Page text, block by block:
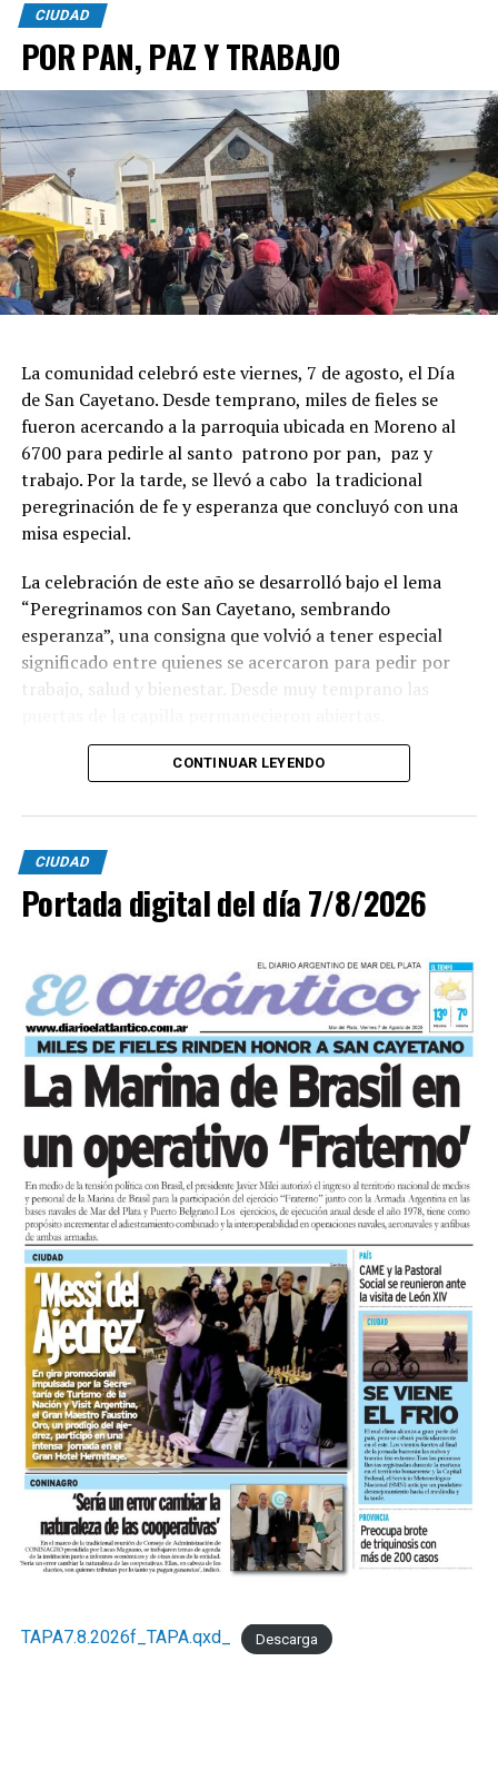
CIUDAD
POR PAN, PAZ Y TRABAJO
La comunidad celebró este viernes, 7 de agosto, el Día
de San Cayetano. Desde temprano, miles de fieles se
fueron acercando a la parroquia ubicada en Moreno al
6700 para pedirle al santo patrono por pan, paz y
trabajo. Por la tarde, se llevó a cabo la tradicional
peregrinación de fe y esperanza que concluyó con una
misa especial.
La celebración de este año se desarrolló bajo el lema
“Peregrinamos con San Cayetano, sembrando
esperanza”, una consigna que volvió a tener especial
significado entre quienes se acercaron para pedir por
trabajo, salud y bienestar. Desde muy temprano las
La imagen del santo salió del santuario de Moreno al
las calles del barrio. Grandes, jóvenes y niños y fieles se
sumaron al recorrido con banderas, espigas y distintas
expresiones de fe.
En paralelo, distintos gremios y organizaciones sociales
y trabajo, para visibilizar la situación de trabajadores y
desocupados.
CONTINUAR LEYENDO
CIUDAD
Portada digital del día 7/8/2026
TAPA7.8.2026f_TAPA.qxd_ Descarga